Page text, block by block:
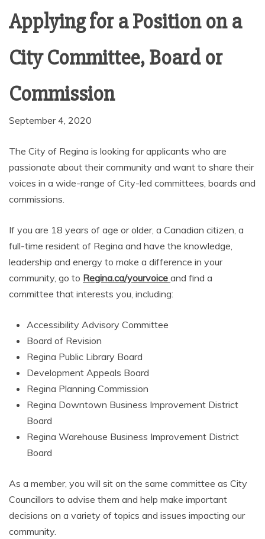
Applying for a Position on a
City Committee, Board or
Commission
September 4, 2020
The City of Regina is looking for applicants who are
passionate about their community and want to share their
voices in a wide-range of City-led committees, boards and
commissions.
If you are 18 years of age or older, a Canadian citizen, a
full-time resident of Regina and have the knowledge,
leadership and energy to make a difference in your
community, go to Regina.ca/yourvoice and find a
committee that interests you, including:
Accessibility Advisory Committee
Board of Revision
Regina Public Library Board
Development Appeals Board
Regina Planning Commission
Regina Downtown Business Improvement District
Board
Regina Warehouse Business Improvement District
Board
As a member, you will sit on the same committee as City
Councillors to advise them and help make important
decisions on a variety of topics and issues impacting our
community.